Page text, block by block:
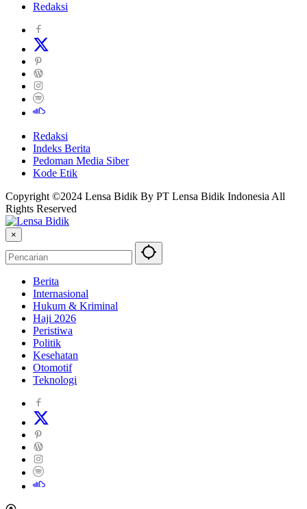
Redaksi
Redaksi
Indeks Berita
Pedoman Media Siber
Kode Etik
Copyright ©2024 Lensa Bidik By PT Lensa Bidik Indonesia All
Rights Reserved
×
Berita
Internasional
Hukum & Kriminal
Haji 2026
Peristiwa
Politik
Kesehatan
Otomotif
Teknologi